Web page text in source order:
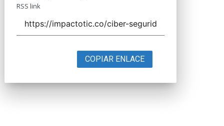
RSS link
COPIAR ENLACE